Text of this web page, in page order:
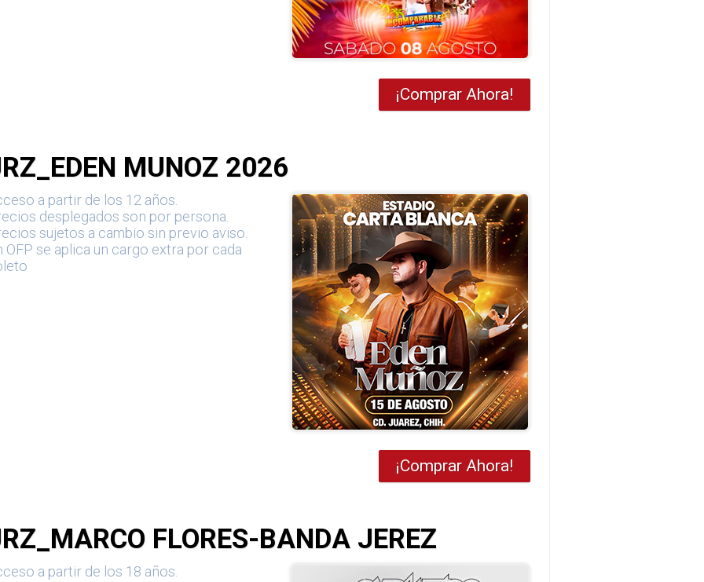
¡Comprar Ahora!
MUNOZ 2026
a partir de los 12 años.
desplegados son por persona.
sujetos a cambio sin previo aviso.
OFP se aplica un cargo extra por cada
¡Comprar Ahora!
FLORES-BANDA JEREZ
a partir de los 18 años.